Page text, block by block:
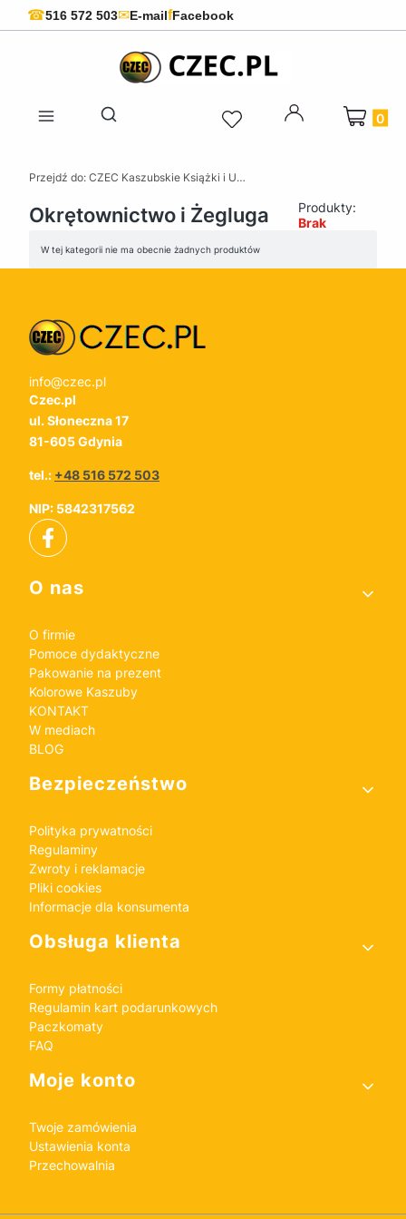
☎516 572 503✉E-mailfFacebook
Otwórz wyszukiwarkę
Produkty
Przejdź do: CZEC Kaszubskie Książki i Upominki - Pamiątki z Kaszub
Okrętownictwo i Żegluga
Produkty:
Brak
Lista produktów
W tej kategorii nie ma obecnie żadnych produktów
info@czec.pl
Czec.pl
ul. Słoneczna 17
81-605 Gdynia
tel.: +48 516 572 503
NIP: 5842317562
Linki w stopce
O nas
O firmie
Pomoce dydaktyczne
Pakowanie na prezent
Kolorowe Kaszuby
KONTAKT
W mediach
BLOG
Bezpieczeństwo
Polityka prywatności
Regulaminy
Zwroty i reklamacje
Pliki cookies
Informacje dla konsumenta
Obsługa klienta
Formy płatności
Regulamin kart podarunkowych
Paczkomaty
FAQ
Moje konto
Twoje zamówienia
Ustawienia konta
Przechowalnia